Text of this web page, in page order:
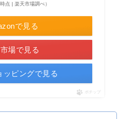
点 | 楽天市場調べ）
で見る
場で見る
ッピングで見る
ポチップ